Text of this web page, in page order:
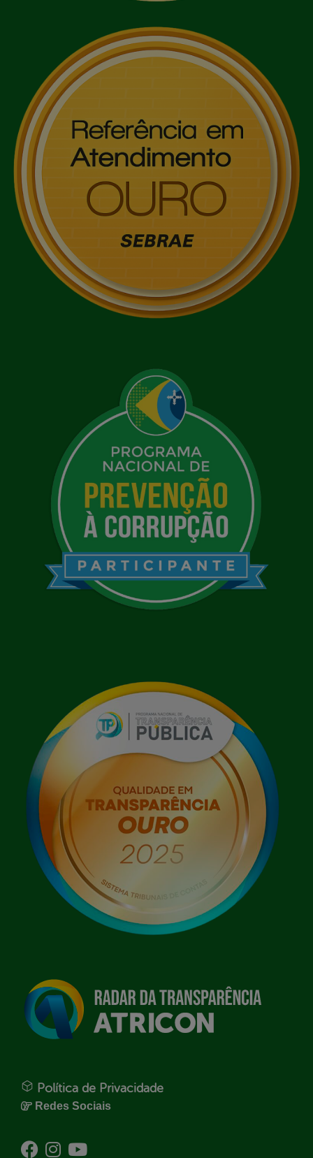
Política de Privacidade
Redes Sociais